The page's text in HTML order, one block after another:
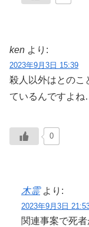
ken より:
2023年9月3日 15:39
殺人以外はとのこ
ているんですよ
0
木霊 より:
2023年9月3日
関連事案で死